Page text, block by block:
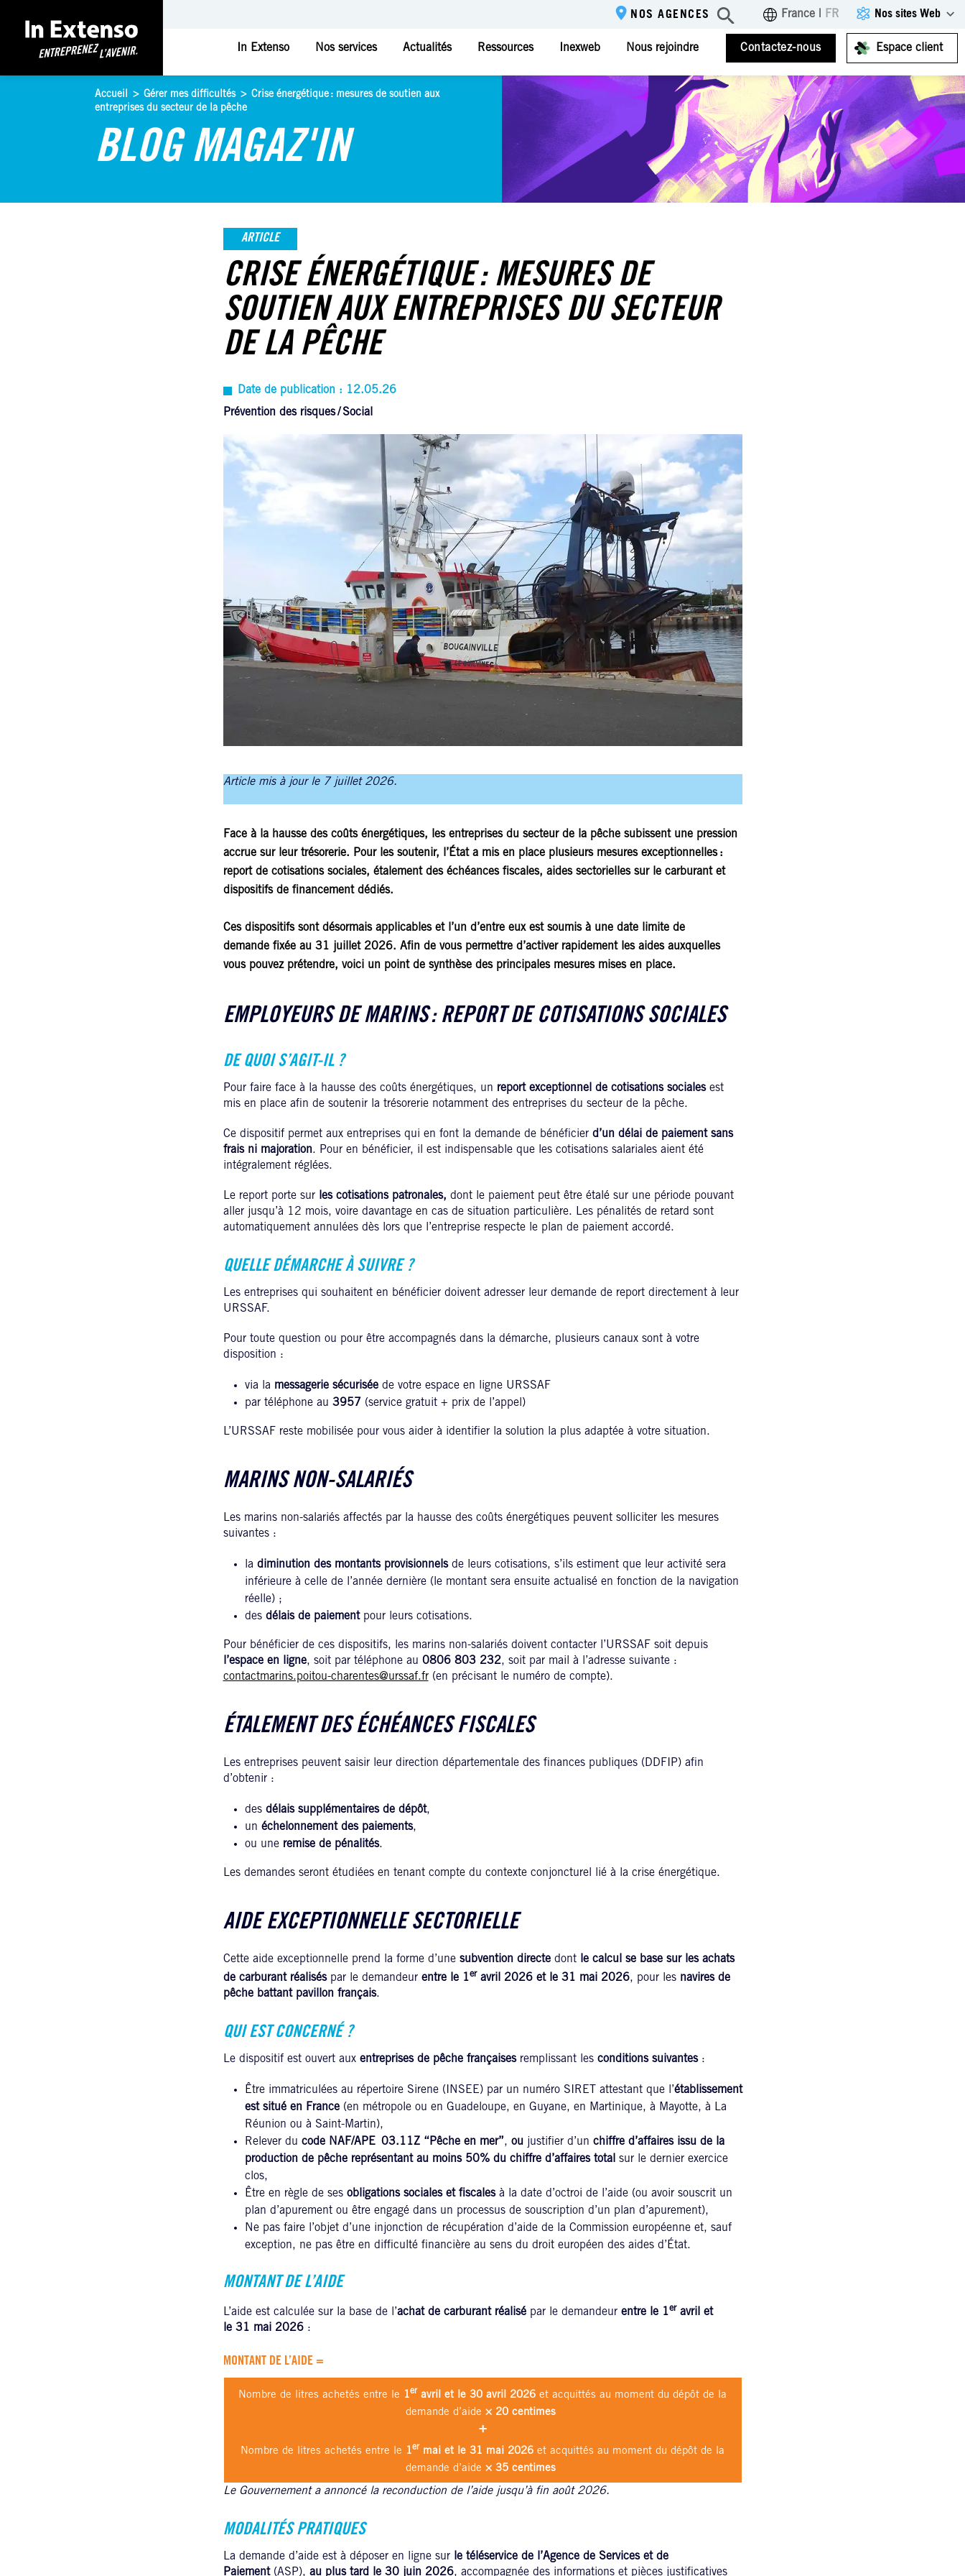
NOS AGENCES France FR Nos sites Web
In Extenso Nos services Actualités Ressources Inexweb Nous rejoindre Contactez-nous Espace client
Accueil > Gérer mes difficultés > Crise énergétique : mesures de soutien aux
entreprises du secteur de la pêche
BLOG MAGAZ'IN
ARTICLE
CRISE ÉNERGÉTIQUE : MESURES DE
SOUTIEN AUX ENTREPRISES DU SECTEUR
DE LA PÊCHE
Date de publication : 12.05.26
Prévention des risques
Social
Article mis à jour le 7 juillet 2026.
Face à la hausse des coûts énergétiques, les entreprises du secteur de la pêche subissent une pression
accrue sur leur trésorerie. Pour les soutenir, l’État a mis en place plusieurs mesures exceptionnelles :
report de cotisations sociales, étalement des échéances fiscales, aides sectorielles sur le carburant et
dispositifs de financement dédiés.
Ces dispositifs sont désormais applicables etl’un d’entre eux est soumis à une date limite de
demande fixée au 31 juillet 2026. Afin de vous permettre d’activer rapidement les aides auxquelles
vous pouvez prétendre, voici un point de synthèse des principales mesures mises en place.
EMPLOYEURS DE MARINS : REPORT DE COTISATIONS SOCIALES
DE QUOI S’AGIT-IL ?
Pour faire face à la hausse des coûts énergétiques, un report exceptionnel de cotisations socialesest
mis en place afin de soutenir la trésorerie notamment des entreprises du secteur de la pêche.
Ce dispositif permet aux entreprises qui en font la demande de bénéficier d’un délai de paiement sans
frais ni majoration. Pour en bénéficier, il est indispensable que les cotisations salariales aient été
intégralement réglées.
Le report porte sur les cotisations patronales, dont le paiement peut être étalé sur une période pouvant
aller jusqu’à 12 mois, voire davantage en cas de situation particulière. Les pénalités de retard sont
automatiquement annulées dès lors que l’entreprise respecte le plan de paiement accordé.
QUELLE DÉMARCHE À SUIVRE ?
Les entreprises qui souhaitent en bénéficier doivent adresser leur demande de report directement à leur
URSSAF.
Pour toute question ou pour être accompagnés dans la démarche, plusieurs canaux sont à votre
disposition :
via la messagerie sécuriséede votre espace en ligne URSSAF
par téléphone au 3957 (service gratuit + prix de l’appel)
L’URSSAF reste mobilisée pour vous aider à identifier la solution la plus adaptée à votre situation.
MARINS NON-SALARIÉS
Les marins non-salariés affectés par la hausse des coûts énergétiques peuvent solliciter les mesures
suivantes :
la diminution des montants provisionnelsde leurs cotisations, s’ils estiment que leur activité sera
inférieure à celle de l’année dernière (le montant sera ensuite actualisé en fonction de la navigation
réelle) ;
des délais de paiementpour leurs cotisations.
Pour bénéficier de ces dispositifs, les marins non-salariés doivent contacter l’URSSAF soit depuis
l’espace en ligne, soit par téléphone au 0806 803 232, soit par mail à l’adresse suivante :
contactmarins.poitou-charentes@urssaf.fr(en précisant le numéro de compte).
ÉTALEMENT DES ÉCHÉANCES FISCALES
Les entreprises peuvent saisir leur direction départementale des finances publiques (DDFIP) afin
d’obtenir :
des délais supplémentaires de dépôt,
un échelonnement des paiements,
ou une remise de pénalités.
Les demandes seront étudiées en tenant compte du contexte conjoncturel lié à la crise énergétique.
AIDE EXCEPTIONNELLE SECTORIELLE
Cette aide exceptionnelle prend la forme d’une subvention directedont le calcul se base sur les achats
de carburant réaliséspar le demandeur entre le 1er avril 2026 et le 31 mai 2026, pour les navires de
pêche battant pavillon français.
QUI EST CONCERNÉ ?
Le dispositif est ouvert aux entreprises de pêche françaisesremplissant les conditions suivantes:
Être immatriculées au répertoire Sirene (INSEE) par un numéro SIRET attestant que l’établissement
est situé en France(en métropole ou en Guadeloupe, en Guyane, en Martinique, à Mayotte, à La
Réunion ou à Saint-Martin),
Relever du code NAF/APE 03.11Z “Pêche en mer”, ou justifier d’un chiffre d’affaires issu de la
production de pêche représentant au moins 50% du chiffre d’affaires total sur le dernier exercice
clos,
Être en règle de ses obligations sociales et fiscalesà la date d’octroi de l’aide (ou avoir souscrit un
plan d’apurement ou être engagé dans un processus de souscription d’un plan d’apurement),
Ne pas faire l’objet d’une injonction de récupération d’aide de la Commission européenne et, sauf
exception, ne pas être en difficulté financière au sens du droit européen des aides d’État.
MONTANT DE L’AIDE
L’aide est calculée sur la base de l’achat de carburant réalisépar le demandeur entre le 1er avril et
le 31 mai 2026 :
MONTANT DE L’AIDE =
Nombre de litres achetés entre le 1er avril et le 30 avril 2026 et acquittés au moment du dépôt de la
demande d’aide × 20 centimes
➕
Nombre de litres achetés entre le 1er mai et le 31 mai 2026 et acquittés au moment du dépôt de la
demande d’aide × 35 centimes
Le Gouvernement a annoncé la reconduction de l’aide jusqu’à fin août 2026.
MODALITÉS PRATIQUES
La demande d’aide est à déposer en ligne sur le téléservice de l’Agence de Services et de
Paiement (ASP), au plus tard le 30 juin 2026, accompagnée des informations et pièces justificatives